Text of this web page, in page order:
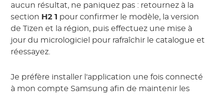
aucun résultat, ne paniquez pas : retournez à la
section H2 1 pour confirmer le modèle, la version
de Tizen et la région, puis effectuez une mise à
jour du micrologiciel pour rafraîchir le catalogue et
réessayez.
Je préfère installer l'application une fois connecté
à mon compte Samsung afin de maintenir les